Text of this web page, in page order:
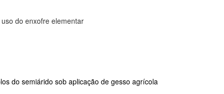
do enxofre elementar
do semiárido sob aplicação de gesso agrícola